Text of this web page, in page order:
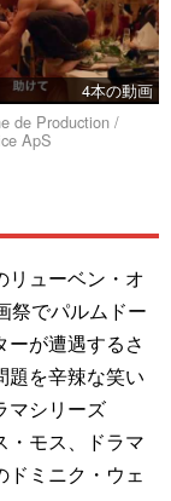
4本の動画
de Production /
ApS
リューベン・オ
祭でパルムドー
が遭遇するさ
題を辛辣な笑い
マシリーズ
・モス、ドラマ
ミニク・ウェ